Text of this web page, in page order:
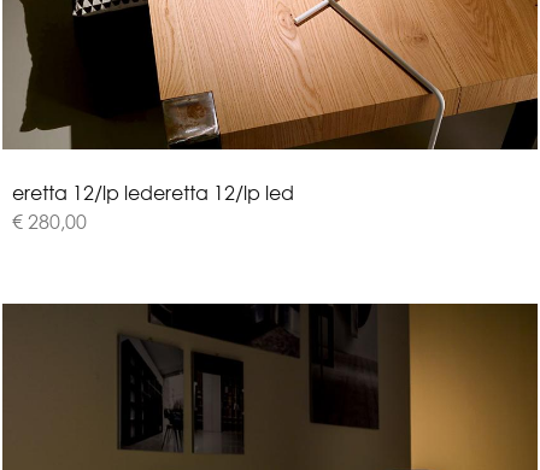
eretta 12/lp lederetta 12/lp led
€ 280,00